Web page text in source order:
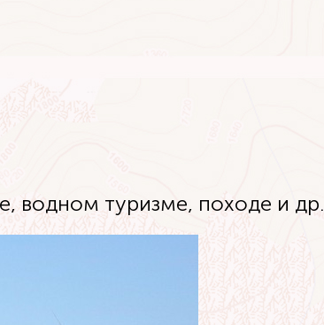
водном туризме, походе и др.